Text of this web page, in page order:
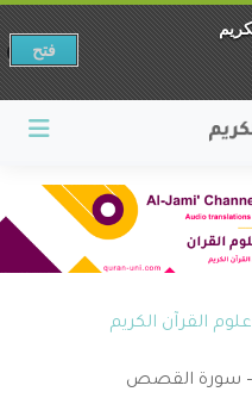
علوم القرآن الكريم
– سورة القصص
فتح